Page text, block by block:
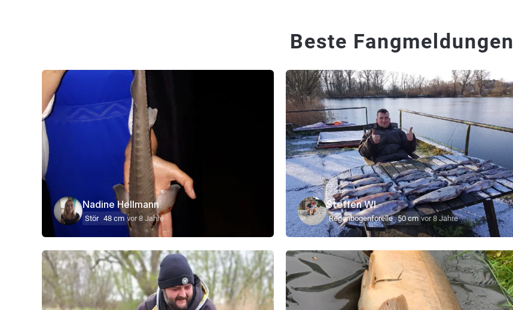
Beste Fangmeldungen
Nadine Hellmann
Stör 48 cm vor 8 Jahre
Steffen WI.
Regenbogenforelle 50 cm vor 8 Jahre